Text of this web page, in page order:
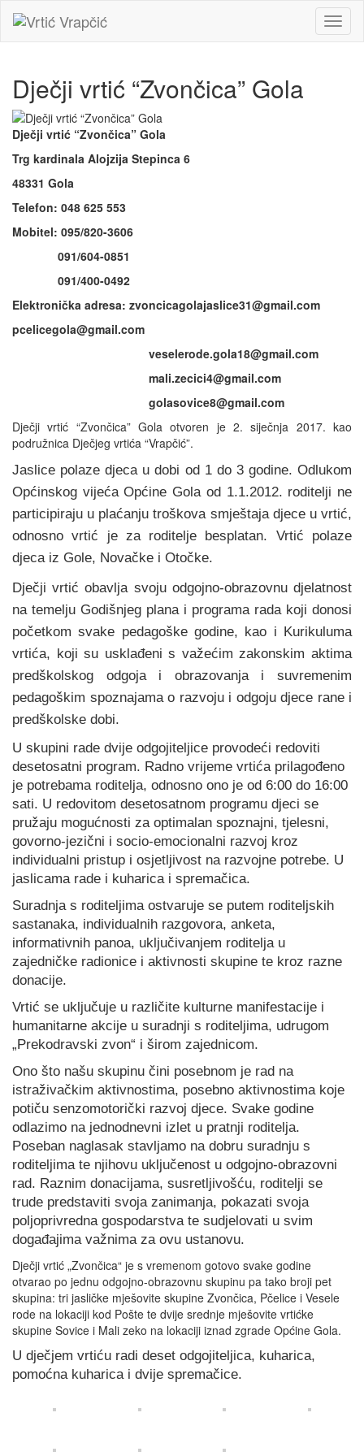
Dječji vrtić “Zvončica” Gola
Dječji vrtić “Zvončica” Gola
Trg kardinala Alojzija Stepinca 6
48331 Gola
Telefon: 048 625 553
Mobitel: 095/820-3606
091/604-0851
091/400-0492
Elektronička adresa: zvoncicagolajaslice31@gmail.com
pcelicegola@gmail.com
veselerode.gola18@gmail.com
mali.zecici4@gmail.com
golasovice8@gmail.com
Dječji vrtić “Zvončica” Gola otvoren je 2. siječnja 2017. kao
podružnica Dječjeg vrtića “Vrapčić”.
Jaslice polaze djeca u dobi od 1 do 3 godine. Odlukom
Općinskog vijeća Općine Gola od 1.1.2012. roditelji ne
participiraju u plaćanju troškova smještaja djece u vrtić,
odnosno vrtić je za roditelje besplatan. Vrtić polaze
djeca iz Gole, Novačke i Otočke.
Dječji vrtić obavlja svoju odgojno-obrazovnu djelatnost
na temelju Godišnjeg plana i programa rada koji donosi
početkom svake pedagoške godine, kao i Kurikuluma
vrtića, koji su usklađeni s važećim zakonskim aktima
predškolskog odgoja i obrazovanja i suvremenim
pedagoškim spoznajama o razvoju i odgoju djece rane i
predškolske dobi.
U skupini rade dvije odgojiteljice provodeći redoviti
desetosatni program. Radno vrijeme vrtića prilagođeno
je potrebama roditelja, odnosno ono je od 6:00 do 16:00
sati. U redovitom desetosatnom programu djeci se
pružaju mogućnosti za optimalan spoznajni, tjelesni,
govorno-jezični i socio-emocionalni razvoj kroz
individualni pristup i osjetljivost na razvojne potrebe. U
jaslicama rade i kuharica i spremačica.
Suradnja s roditeljima ostvaruje se putem roditeljskih
sastanaka, individualnih razgovora, anketa,
informativnih panoa, uključivanjem roditelja u
zajedničke radionice i aktivnosti skupine te kroz razne
donacije.
Vrtić se uključuje u različite kulturne manifestacije i
humanitarne akcije u suradnji s roditeljima, udrugom
„Prekodravski zvon“ i širom zajednicom.
Ono što našu skupinu čini posebnom je rad na
istraživačkim aktivnostima, posebno aktivnostima koje
potiču senzomotorički razvoj djece. Svake godine
odlazimo na jednodnevni izlet u pratnji roditelja.
Poseban naglasak stavljamo na dobru suradnju s
roditeljima te njihovu uključenost u odgojno-obrazovni
rad. Raznim donacijama, susretljivošću, roditelji se
trude predstaviti svoja zanimanja, pokazati svoja
poljoprivredna gospodarstva te sudjelovati u svim
događajima važnima za ovu ustanovu.
Dječji vrtić „Zvončica“ je s vremenom gotovo svake godine
otvarao po jednu odgojno-obrazovnu skupinu pa tako broji pet
skupina: tri jasličke mješovite skupine Zvončica, Pčelice i Vesele
rode na lokaciji kod Pošte te dvije srednje mješovite vrtićke
skupine Sovice i Mali zeko na lokaciji iznad zgrade Općine Gola.
U dječjem vrtiću radi deset odgojiteljica, kuharica,
pomoćna kuharica i dvije spremačice.